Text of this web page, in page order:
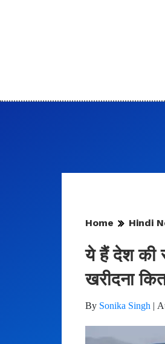
Home Hindi
ये हैं देश की
खरीदना
By Sonika Singh |